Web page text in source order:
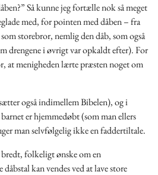
Så kunne jeg fortælle nok så meget
med, for pointen med dåben – fra
storebror, nemlig den dåb, som også
drengene i øvrigt var opkaldt efter). For
at menigheden lærte præsten noget om
også indimellem Bibelen), og i
er hjemmedøbt (som man ellers
man selvfølgelig ikke en faddertiltale.
folkeligt ønske om en
kan vendes ved at lave store